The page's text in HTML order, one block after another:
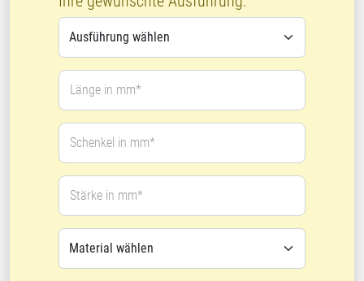
Länge in mm*
Schenkel in mm*
Stärke in mm*